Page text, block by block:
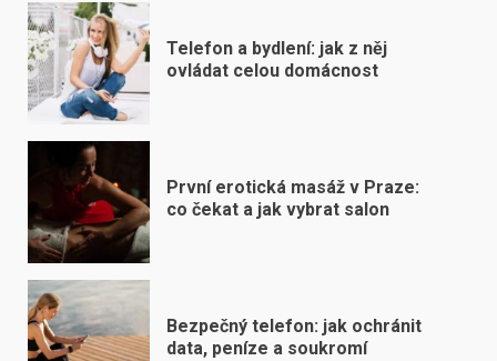
Telefon a bydlení: jak z něj
ovládat celou domácnost
První erotická masáž v Praze:
co čekat a jak vybrat salon
Bezpečný telefon: jak ochránit
data, peníze a soukromí